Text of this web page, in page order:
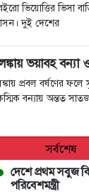
ভিয়োত্তির ভিসা
দুই দেশের
ভয়াবহ
প্রবল বর্ষণের
বন্যায় অন্তত
সর্বশেষ
দেশে প্রথম সবুজ
পরিবেশমন্ত্রী